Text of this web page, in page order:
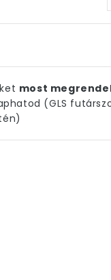
most
(GLS